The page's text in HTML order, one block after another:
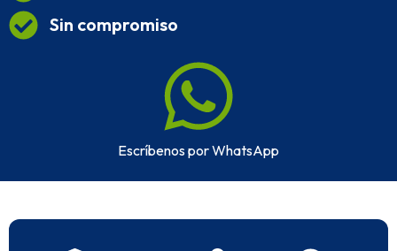
Sin compromiso
Escríbenos por WhatsApp